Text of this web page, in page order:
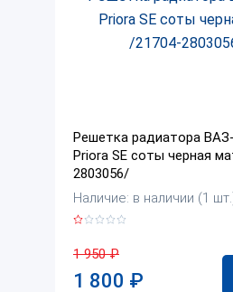
Решетка радиатора
Priora SE соты черная
2803056/
Наличие: в наличии (1
1 950₽
1 800 ₽